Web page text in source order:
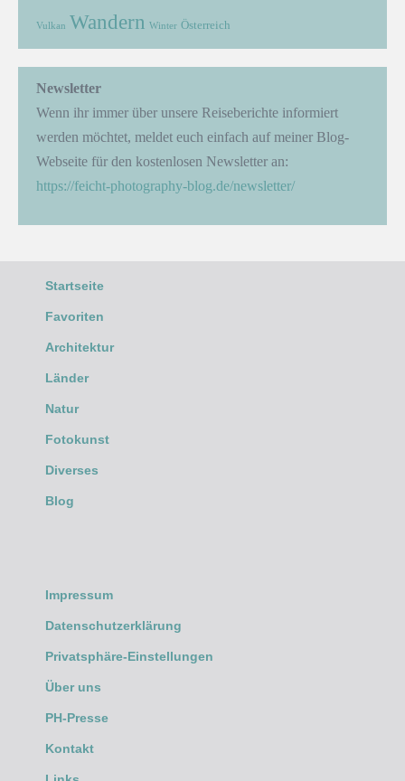
Vulkan Wandern Winter Österreich
Newsletter
Wenn ihr immer über unsere Reiseberichte informiert
werden möchtet, meldet euch einfach auf meiner Blog-
Webseite für den kostenlosen Newsletter an:
https://feicht-photography-blog.de/newsletter/
Startseite
Favoriten
Architektur
Länder
Natur
Fotokunst
Diverses
Blog
Impressum
Datenschutzerklärung
Privatsphäre-Einstellungen
Über uns
PH-Presse
Kontakt